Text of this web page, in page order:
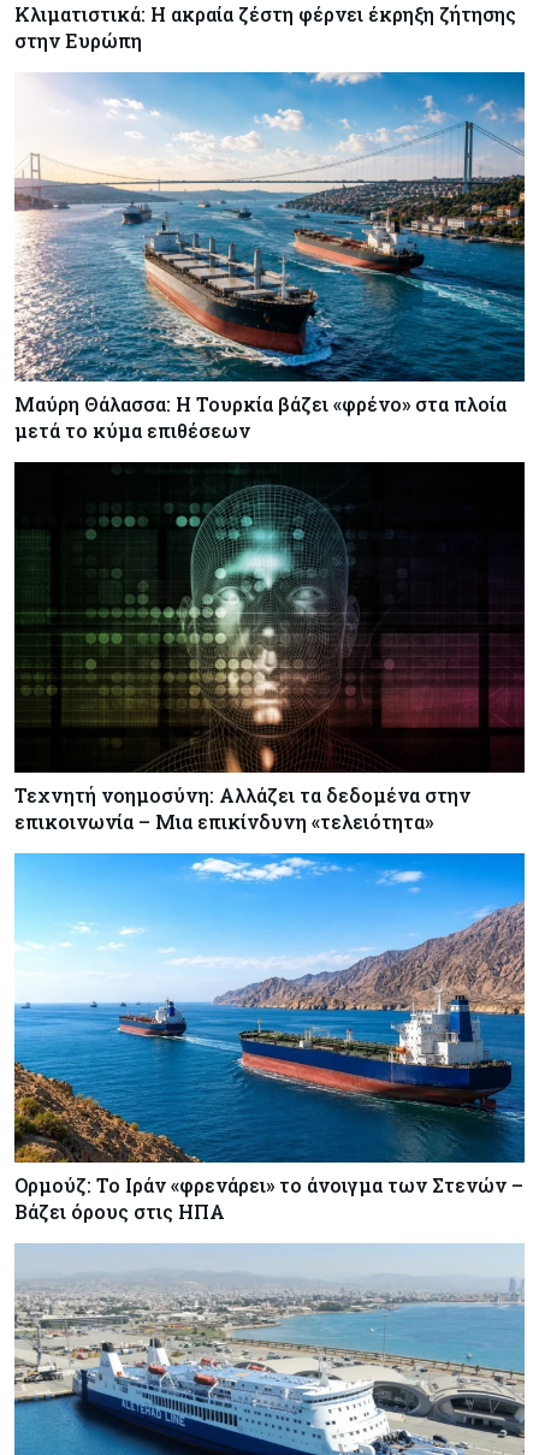
Κλιματιστικά: Η ακραία ζέστη φέρνει έκρηξη ζήτησης
στην Ευρώπη
Μαύρη Θάλασσα: Η Τουρκία βάζει «φρένο» στα πλοία
μετά το κύμα επιθέσεων
Τεχνητή νοημοσύνη: Αλλάζει τα δεδομένα στην
επικοινωνία – Μια επικίνδυνη «τελειότητα»
Ορμούζ: Το Ιράν «φρενάρει» το άνοιγμα των Στενών –
Βάζει όρους στις ΗΠΑ